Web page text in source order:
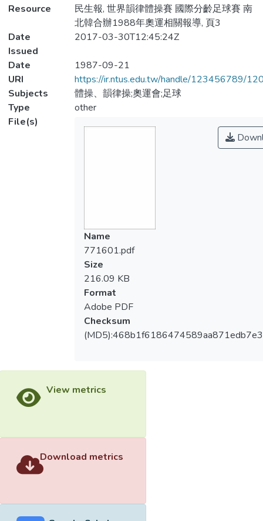
Resource
民生報, 世界韻律體操賽 國際分齡足球賽 南
北韓合辦1988年奧運相關報導, 頁3
Date
Issued
2017-03-30T12:45:24Z
Date
1987-09-21
URI
https://ir.ntus.edu.tw/handle/123456789/
Subjects
體操、韻律操;奧運會;足球
Type
other
File(s)
Name
771601.pdf
Size
216.09 KB
Format
Adobe PDF
Checksum
View metrics
Download metrics